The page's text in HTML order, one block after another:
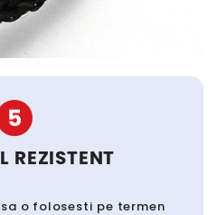
5
REZISTENT
o folosesti pe termen